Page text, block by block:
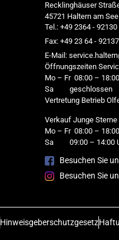
Recklinghäuser
45721 Haltern am See
Tel.: +49 2364 - 92130
Fax: +49 23 64 -
E-Mail:
Öffnungszeiten
Mo – Fr 08:00 –
Sa geschlossen
Vertretung Betrieb
Verkauf Junge Sterne
Mo – Fr 08:00 –
Sa 09:00 – 14:00
Besuchen Sie
Besuchen Sie
Hinweisgeberschutzgesetz